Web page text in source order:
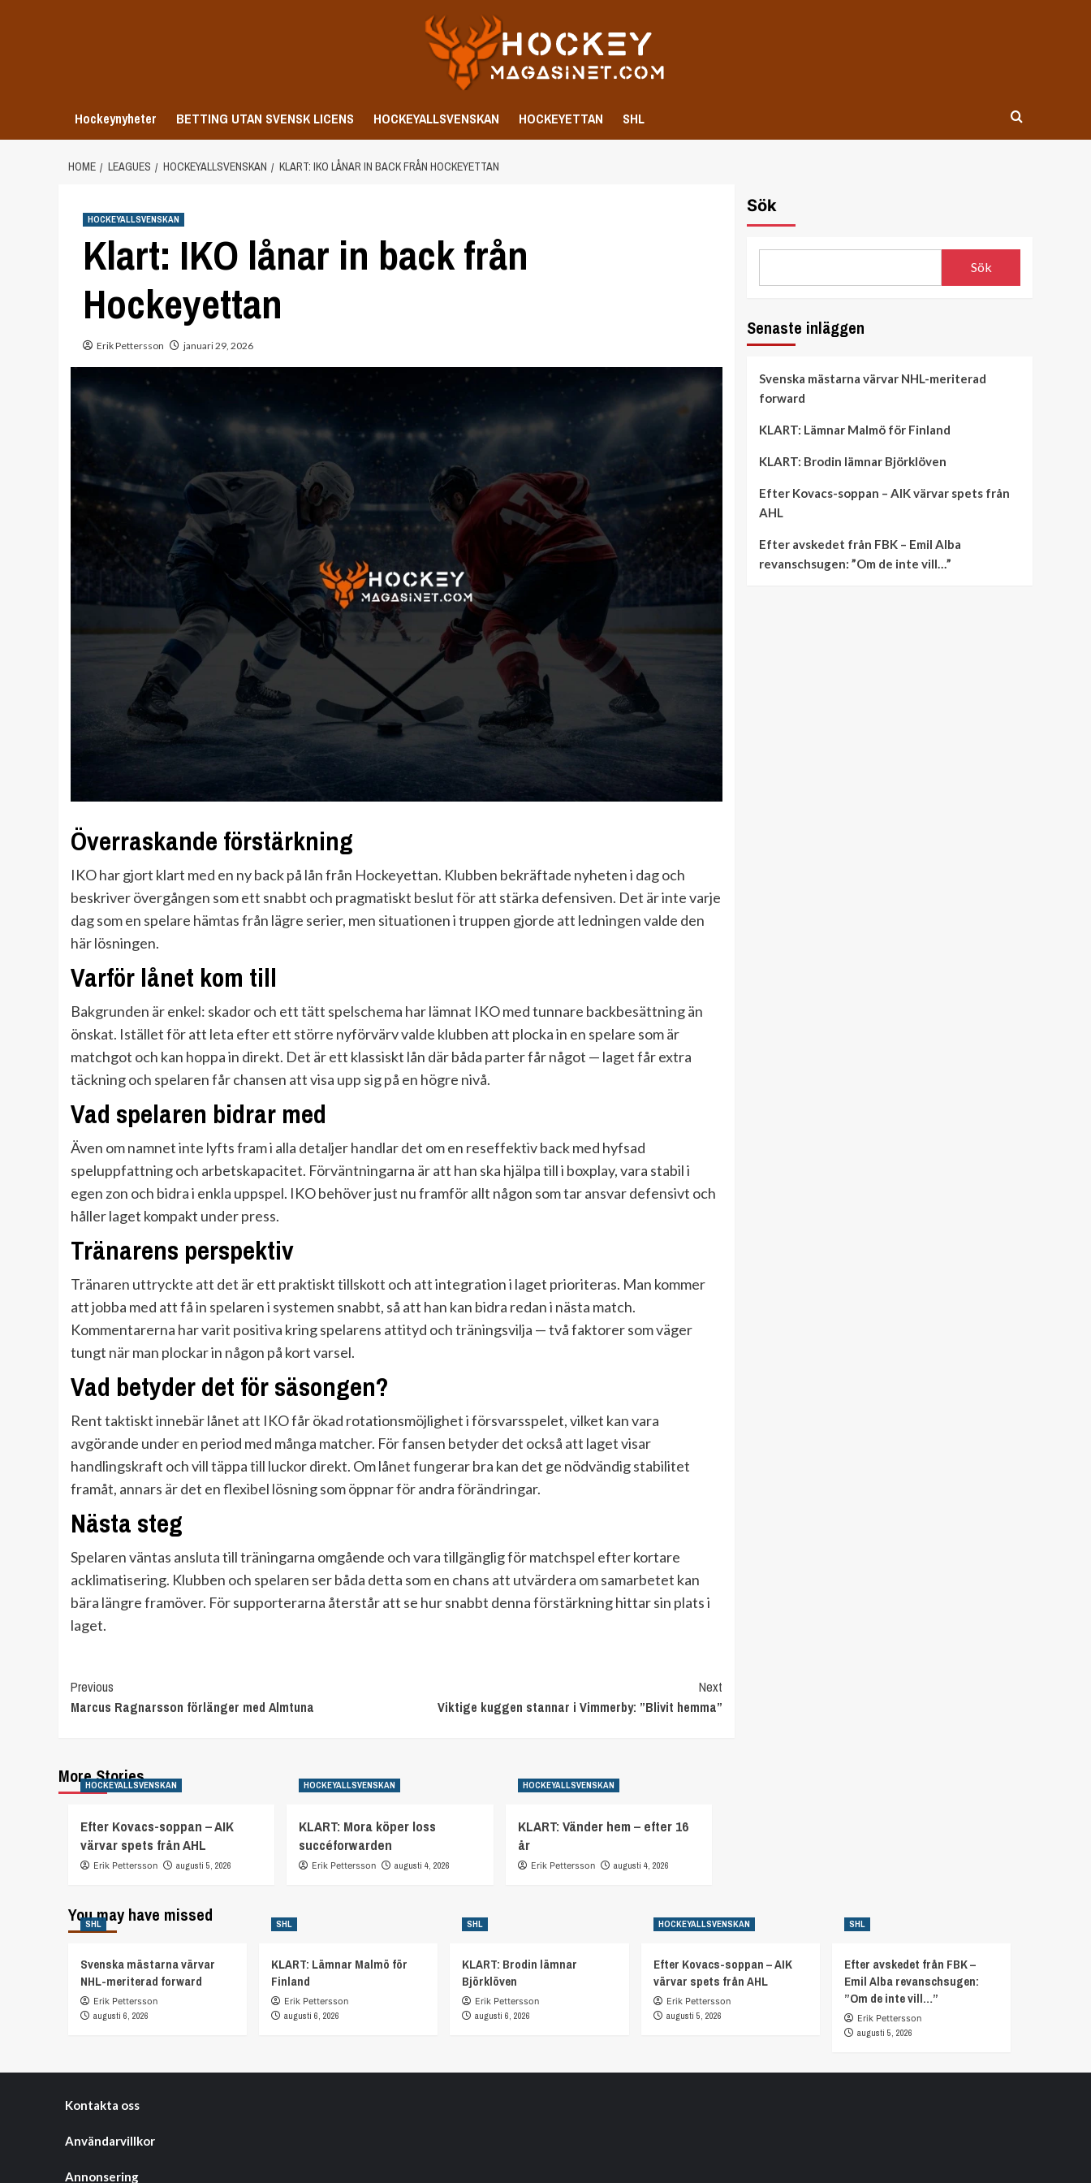
Hockeynyheter BETTING UTAN SVENSK LICENS HOCKEYALLSVENSKAN HOCKEYETTAN SHL
HOME LEAGUES HOCKEYALLSVENSKAN KLART: IKO LÅNAR IN BACK FRÅN HOCKEYETTAN
HOCKEYALLSVENSKAN
Klart: IKO lånar in back från
Hockeyettan
Erik Pettersson januari 29, 2026
Överraskande förstärkning
IKO har gjort klart med en ny back på lån från Hockeyettan. Klubben bekräftade nyheten i dag och
beskriver övergången som ett snabbt och pragmatiskt beslut för att stärka defensiven. Det är inte varje
dag som en spelare hämtas från lägre serier, men situationen i truppen gjorde att ledningen valde den
här lösningen.
Varför lånet kom till
Bakgrunden är enkel: skador och ett tätt spelschema har lämnat IKO med tunnare backbesättning än
önskat. Istället för att leta efter ett större nyförvärv valde klubben att plocka in en spelare som är
matchgot och kan hoppa in direkt. Det är ett klassiskt lån där båda parter får något — laget får extra
täckning och spelaren får chansen att visa upp sig på en högre nivå.
Vad spelaren bidrar med
Även om namnet inte lyfts fram i alla detaljer handlar det om en reseffektiv back med hyfsad
speluppfattning och arbetskapacitet. Förväntningarna är att han ska hjälpa till i boxplay, vara stabil i
egen zon och bidra i enkla uppspel. IKO behöver just nu framför allt någon som tar ansvar defensivt och
håller laget kompakt under press.
Tränarens perspektiv
Tränaren uttryckte att det är ett praktiskt tillskott och att integration i laget prioriteras. Man kommer
att jobba med att få in spelaren i systemen snabbt, så att han kan bidra redan i nästa match.
Kommentarerna har varit positiva kring spelarens attityd och träningsvilja — två faktorer som väger
tungt när man plockar in någon på kort varsel.
Vad betyder det för säsongen?
Rent taktiskt innebär lånet att IKO får ökad rotationsmöjlighet i försvarsspelet, vilket kan vara
avgörande under en period med många matcher. För fansen betyder det också att laget visar
handlingskraft och vill täppa till luckor direkt. Om lånet fungerar bra kan det ge nödvändig stabilitet
framåt, annars är det en flexibel lösning som öppnar för andra förändringar.
Nästa steg
Spelaren väntas ansluta till träningarna omgående och vara tillgänglig för matchspel efter kortare
acklimatisering. Klubben och spelaren ser båda detta som en chans att utvärdera om samarbetet kan
bära längre framöver. För supporterarna återstår att se hur snabbt denna förstärkning hittar sin plats i
laget.
Continue
Reading
Previous
Marcus Ragnarsson förlänger med Almtuna
Next
Viktige kuggen stannar i Vimmerby: ”Blivit hemma”
More Stories
HOCKEYALLSVENSKAN
Efter Kovacs-soppan – AIK
värvar spets från AHL
Erik Pettersson augusti 5, 2026
HOCKEYALLSVENSKAN
KLART: Mora köper loss
succéforwarden
Erik Pettersson augusti 4, 2026
HOCKEYALLSVENSKAN
KLART: Vänder hem – efter 16
år
Erik Pettersson augusti 4, 2026
Sök
Sök
Senaste inläggen
Svenska mästarna värvar NHL-meriterad
forward
KLART: Lämnar Malmö för Finland
KLART: Brodin lämnar Björklöven
Efter Kovacs-soppan – AIK värvar spets från
AHL
Efter avskedet från FBK – Emil Alba
revanschsugen: ”Om de inte vill…”
You may have missed
SHL
Svenska mästarna värvar
NHL-meriterad forward
Erik Pettersson
augusti 6, 2026
SHL
KLART: Lämnar Malmö för
Finland
Erik Pettersson
augusti 6, 2026
SHL
KLART: Brodin lämnar
Björklöven
Erik Pettersson
augusti 6, 2026
HOCKEYALLSVENSKAN
Efter Kovacs-soppan – AIK
värvar spets från AHL
Erik Pettersson
augusti 5, 2026
SHL
Efter avskedet från FBK –
Emil Alba revanschsugen:
”Om de inte vill…”
Erik Pettersson
augusti 5, 2026
Kontakta oss
Användarvillkor
Annonsering